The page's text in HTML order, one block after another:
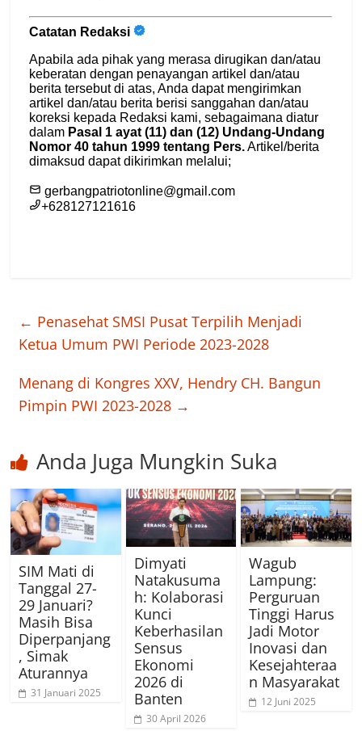
← Penasehat SMSI Pusat Terpilih Menjadi
Ketua Umum PWI Periode 2023-2028
Menang di Kongres XXV, Hendry CH. Bangun
Pimpin PWI 2023-2028 →
Anda Juga Mungkin Suka
SIM Mati di
Tanggal 27-
29 Januari?
Masih Bisa
Diperpanjang
, Simak
Aturannya
31 Januari 2025
Dimyati
Natakusuma
h: Kolaborasi
Kunci
Keberhasilan
Sensus
Ekonomi
2026 di
Banten
30 April 2026
Wagub
Lampung:
Perguruan
Tinggi Harus
Jadi Motor
Inovasi dan
Kesejahteraa
n Masyarakat
12 Juni 2025